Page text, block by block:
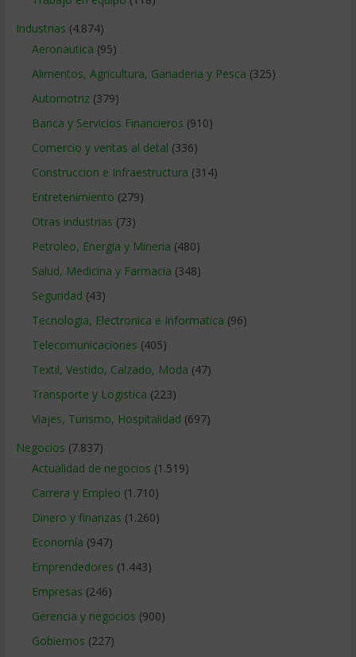
Industrias (4.874)
Aeronautica (95)
Alimentos, Agricultura, Ganaderia y Pesca (325)
Automotriz(379)
Banca y Servicios Financieros (910)
Comercio y ventas al detal (336)
Construccion e Infraestructura (314)
Entretenimiento (279)
Otras industrias (73)
Petroleo, Energia y Mineria (480)
Salud, Medicina y Farmacia (348)
Seguridad (43)
Tecnologia, Electronica e Informatica (96)
Telecomunicaciones (405)
Textil, Vestido, Calzado, Moda (47)
Transporte y Logistica (223)
Viajes, Turismo, Hospitalidad (697)
Negocios (7.837)
Actualidad de negocios (1.519)
Carrera y Empleo (1.710)
Dinero y finanzas (1.260)
Economía (947)
Emprendedores (1.443)
Empresas (246)
Gerencia y negocios (900)
Gobiernos (227)